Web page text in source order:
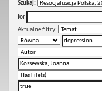
Szukaj:
for
Aktualne filtry: